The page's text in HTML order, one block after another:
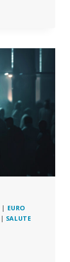
| EURO
| SALUTE